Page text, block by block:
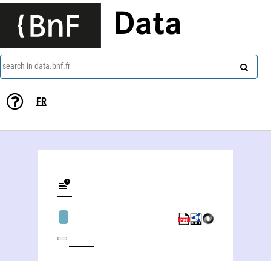
Data
search in data.bnf.fr
FR